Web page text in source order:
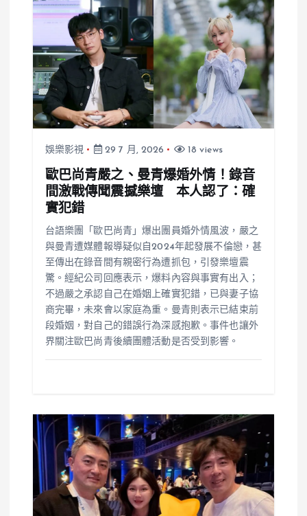
幕
娛樂影視 29 7 月, 2026 18 views
歐巴尚青嚴之、曼青爆婚外情！錄音
間激戰傳聞震撼樂壇 本人認了：確
實犯錯
台語樂團「歐巴尚青」爆出團員婚外情風波，嚴之
與曼青遭媒體報導疑似自2024年起發展不倫戀，甚
至傳出在錄音間有親密行為遭抓包，引發樂壇震
驚。經紀公司回應表示，爆料內容與事實有出入；
不過嚴之承認自己在婚姻上確實犯錯，已與妻子協
商完畢，未來會以家庭為重。曼青則表示已結束前
段婚姻，對自己的錯誤行為深感抱歉。事件也讓外
界關注歐巴尚青後續團體活動是否受到影響。